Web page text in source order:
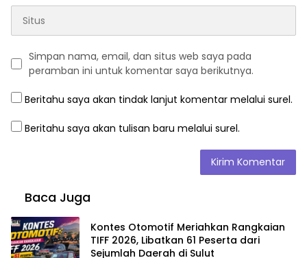
Simpan nama, email, dan situs web saya pada
peramban ini untuk komentar saya berikutnya.
Beritahu saya akan tindak lanjut komentar melalui surel.
Beritahu saya akan tulisan baru melalui surel.
Baca Juga
Kontes Otomotif Meriahkan Rangkaian
TIFF 2026, Libatkan 61 Peserta dari
Sejumlah Daerah di Sulut